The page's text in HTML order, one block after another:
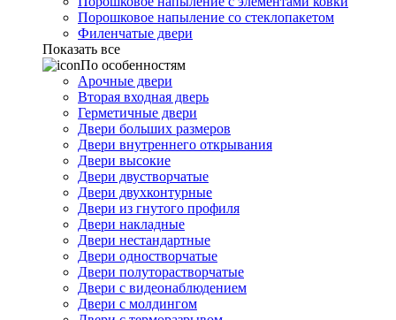
Порошковое напыление со стеклопакетом
Филенчатые двери
Показать все
По особенностям
Арочные двери
Вторая входная дверь
Герметичные двери
Двери больших размеров
Двери внутреннего открывания
Двери высокие
Двери двустворчатые
Двери двухконтурные
Двери из гнутого профиля
Двери накладные
Двери нестандартные
Двери одностворчатые
Двери полуторастворчатые
Двери с видеонаблюдением
Двери с молдингом